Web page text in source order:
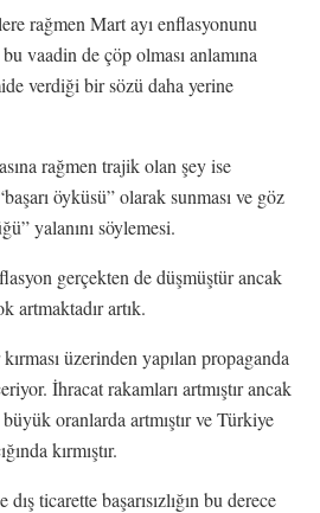
rağmen Mart ayı enflasyonunu
vaadin de çöp olması anlamına
verdiği bir sözü daha yerine
rağmen trajik olan şey ise
öyküsü” olarak sunması ve göz
yalanını söylemesi.
gerçekten de düşmüştür ancak
artmaktadır artık.
üzerinden yapılan propaganda
İhracat rakamları artmıştır ancak
oranlarda artmıştır ve Türkiye
kırmıştır.
ticarette başarısızlığın bu derece